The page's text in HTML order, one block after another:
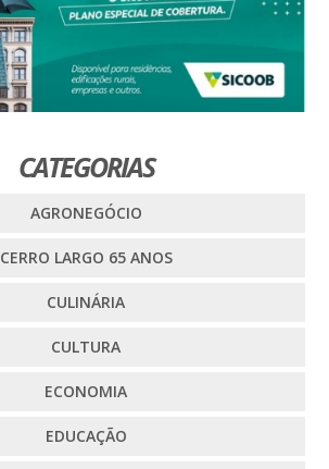
CATEGORIAS
AGRONEGÓCIO
CERRO LARGO 65 ANOS
CULINÁRIA
CULTURA
ECONOMIA
EDUCAÇÃO